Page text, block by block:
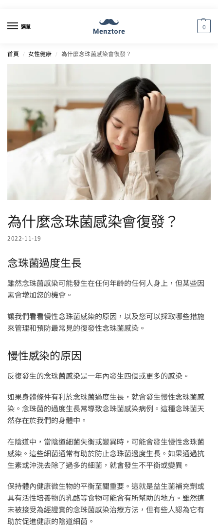
選單 0
首頁 / 女性健康 / 為什麼念珠菌感染會復發？
為什麼念珠菌感染會復發？
2022-11-19
念珠菌過度生長
雖然念珠菌感染可能發生在任何年齡的任何人身上，但某些因
素會增加您的機會。
讓我們看看慢性念珠菌感染的原因，以及您可以採取哪些措施
來管理和預防最常見的復發性念珠菌感染。
慢性感染的原因
反復發生的念珠菌感染是一年內發生四個或更多的感染。
如果身體條件有利於念珠菌過度生長，就會發生慢性念珠菌感
染。念珠菌的過度生長常導致念珠菌感染病例。這種念珠菌天
然存在於我們的身體中。
在陰道中，當陰道細菌失衡或變異時，可能會發生慢性念珠菌
感染。這些細菌通常有助於防止念珠菌過度生長。如果通過抗
生素或沖洗去除了過多的細菌，就會發生不平衡或變異。
保持體內健康微生物的平衡至關重要。這就是益生菌補充劑或
具有活性培養物的乳酪等食物可能會有所幫助的地方。雖然這
未被接受為經證實的念珠菌感染治療方法，但有些人認為它有
助於促進健康的陰道細菌。